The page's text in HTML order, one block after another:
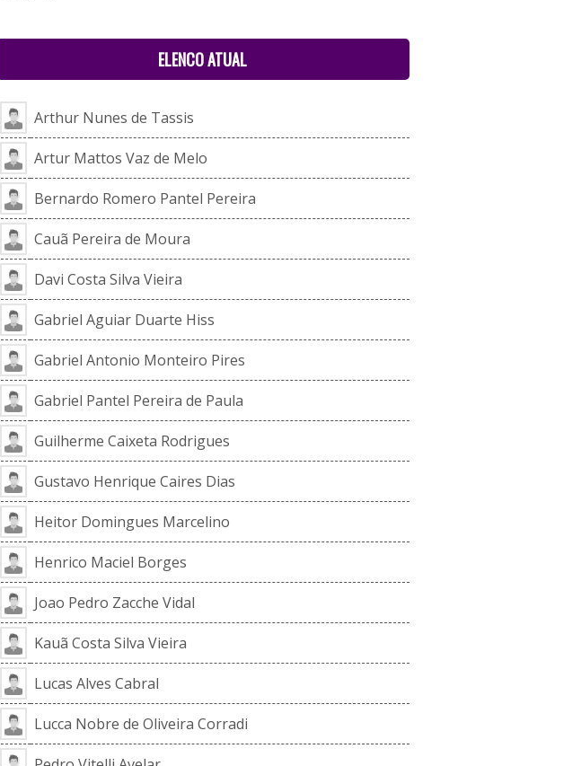
ELENCO ATUAL
Arthur Nunes de Tassis
Artur Mattos Vaz de Melo
Bernardo Romero Pantel Pereira
Cauã Pereira de Moura
Davi Costa Silva Vieira
Gabriel Aguiar Duarte Hiss
Gabriel Antonio Monteiro Pires
Gabriel Pantel Pereira de Paula
Guilherme Caixeta Rodrigues
Gustavo Henrique Caires Dias
Heitor Domingues Marcelino
Henrico Maciel Borges
Joao Pedro Zacche Vidal
Kauã Costa Silva Vieira
Lucas Alves Cabral
Lucca Nobre de Oliveira Corradi